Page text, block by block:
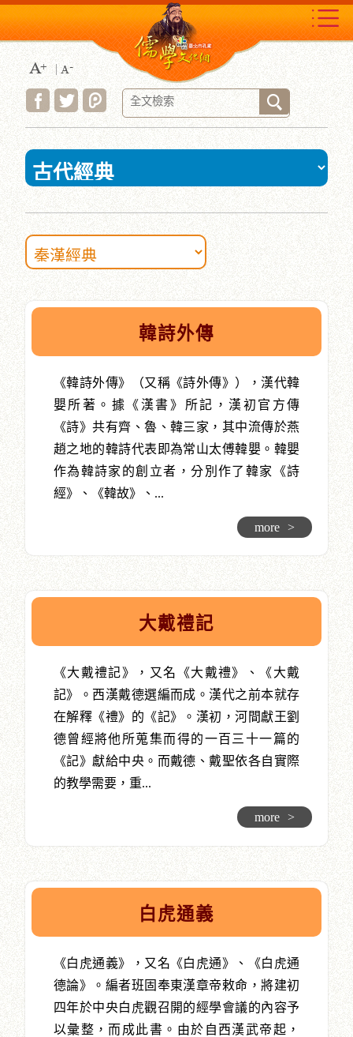
到
主
要
內
容
區
塊
:::
韓詩外傳
《韓詩外傳》（又稱《詩外傳》），漢代韓
嬰所著。據《漢書》所記，漢初官方傳
《詩》共有齊、魯、韓三家，其中流傳於燕
趙之地的韓詩代表即為常山太傅韓嬰。韓嬰
作為韓詩家的創立者，分別作了韓家《詩
經》、《韓故》、...
more >
大戴禮記
《大戴禮記》，又名《大戴禮》、《大戴
記》。西漢戴德選編而成。漢代之前本就存
在解釋《禮》的《記》。漢初，河間獻王劉
德曾經將他所蒐集而得的一百三十一篇的
《記》獻給中央。而戴德、戴聖依各自實際
的教學需要，重...
more >
白虎通義
《白虎通義》，又名《白虎通》、《白虎通
德論》。編者班固奉東漢章帝敕命，將建初
四年於中央白虎觀召開的經學會議的內容予
以彙整，而成此書。由於自西漢武帝起，